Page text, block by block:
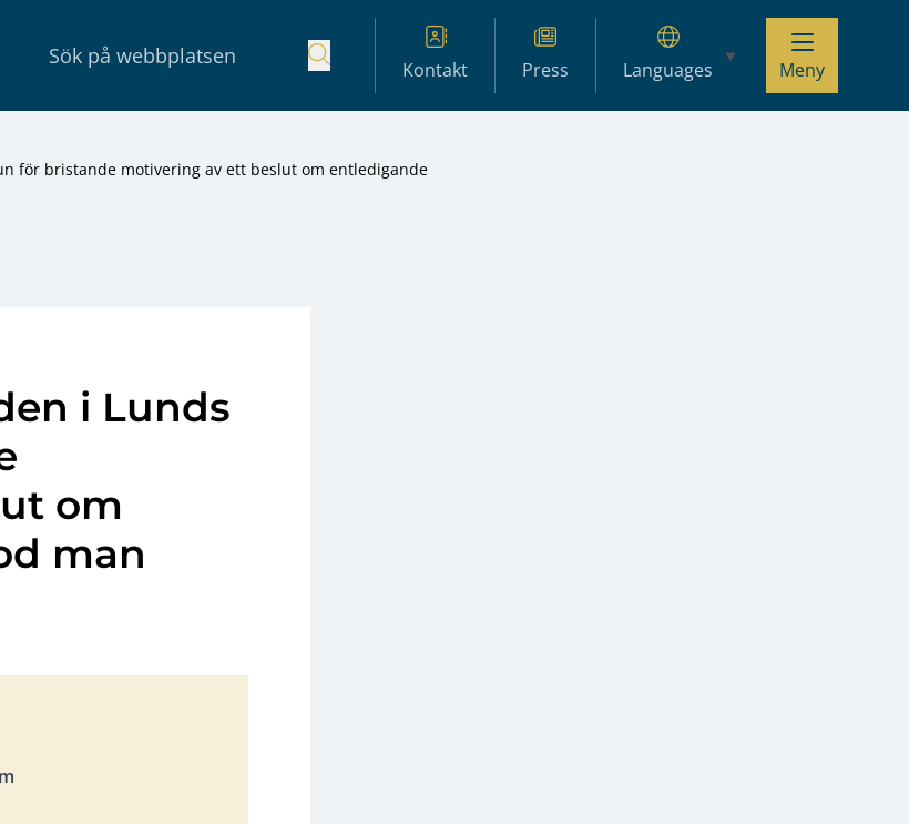
Kontakt Press Languages Meny
för bristande motivering av ett beslut om entledigande
i Lunds
om
man